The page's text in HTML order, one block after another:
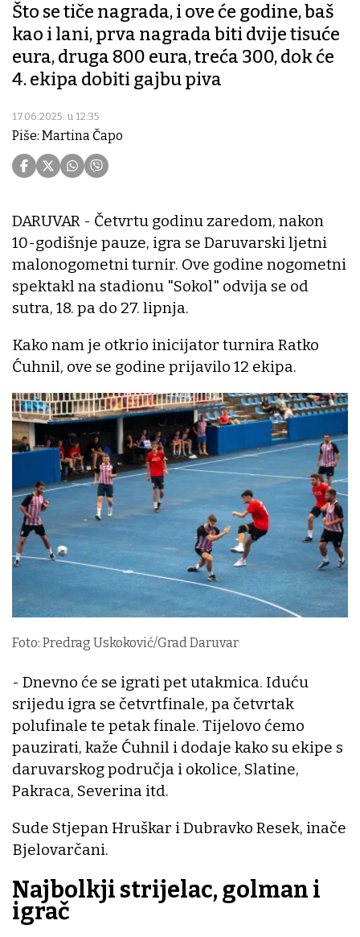
Što se tiče nagrada, i ove će godine, baš
kao i lani, prva nagrada biti dvije tisuće
eura, druga 800 eura, treća 300, dok će
4. ekipa dobiti gajbu piva
17.06.2025. u 12:35
Piše: Martina Čapo
DARUVAR - Četvrtu godinu zaredom, nakon
10-godišnje pauze, igra se Daruvarski ljetni
malonogometni turnir. Ove godine nogometni
spektakl na stadionu "Sokol" odvija se od
sutra, 18. pa do 27. lipnja.
Kako nam je otkrio inicijator turnira Ratko
Ćuhnil, ove se godine prijavilo 12 ekipa.
Foto: Predrag Uskoković/Grad Daruvar
- Dnevno će se igrati pet utakmica. Iduću
srijedu igra se četvrtfinale, pa četvrtak
polufinale te petak finale. Tijelovo ćemo
pauzirati, kaže Ćuhnil i dodaje kako su ekipe s
daruvarskog područja i okolice, Slatine,
Pakraca, Severina itd.
Sude Stjepan Hruškar i Dubravko Resek, inače
Bjelovarčani.
Najbolkji strijelac, golman i
igrač